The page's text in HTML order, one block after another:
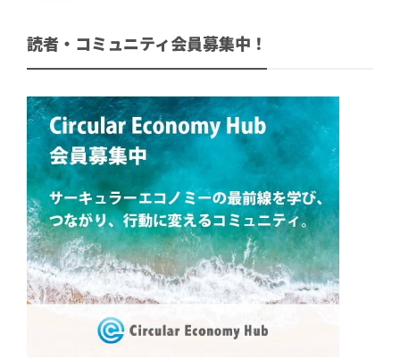
読者・コミュニティ会員募集中！